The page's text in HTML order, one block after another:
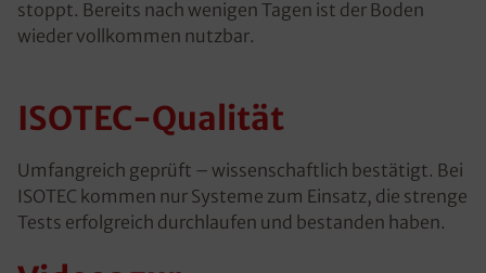
stoppt. Bereits nach wenigen Tagen ist der Boden
wieder vollkommen nutzbar.
ISOTEC-Qualität
Umfangreich geprüft – wissenschaftlich bestätigt. Bei
ISOTEC kommen nur Systeme zum Einsatz, die strenge
Tests erfolgreich durchlaufen und bestanden haben.